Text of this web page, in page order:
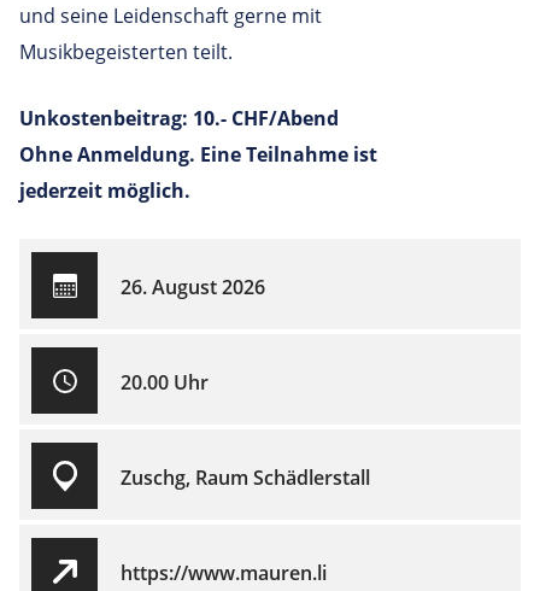
und seine Leidenschaft gerne mit
Musikbegeisterten teilt.
Unkostenbeitrag: 10.- CHF/Abend
Ohne Anmeldung. Eine Teilnahme ist
jederzeit möglich.
26. August 2026
20.00 Uhr
Zuschg, Raum Schädlerstall
https://www.mauren.li